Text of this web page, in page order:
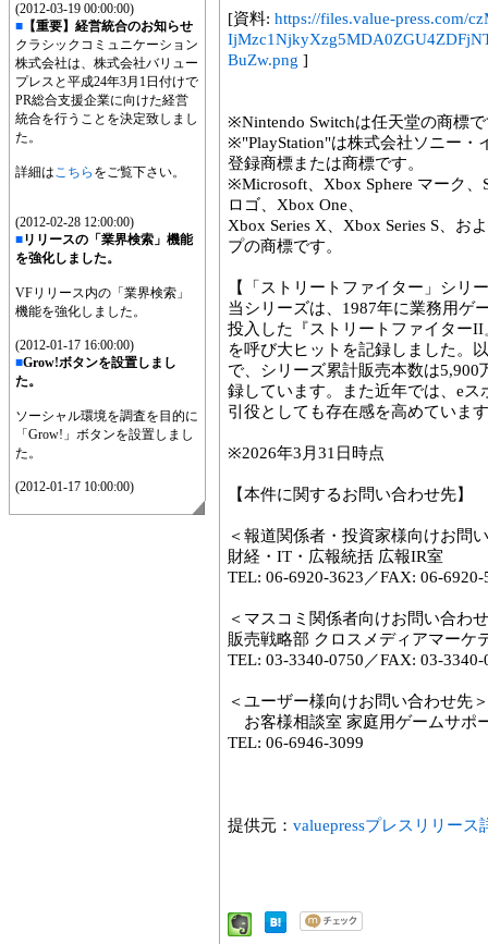
(2012-03-19 00:00:00)
■ 【重要】経営統合のお知らせ
クラシックコミュニケーション
株式会社は、株式会社バリュー
プレスと平成24年3月1日付けで
PR総合支援企業に向けた経営
統合を行うことを決定致しまし
た。
詳細はこちら をご覧下さい。
(2012-02-28 12:00:00)
■リリースの「業界検索」機能
を強化しました。
VFリリース内の「業界検索」
機能を強化しました。
(2012-01-17 16:00:00)
■Grow!ボタンを設置しまし
た。
ソーシャル環境を調査を目的に
「Grow!」ボタンを設置しまし
た。
(2012-01-17 10:00:00)
[資料: https://files.value-press.com/
BuZw.png ]
※Nintendo Switchは任天堂の商標
※"PlayStation"は株式会社ソニー・
登録商標または商標です。
※Microsoft、Xbox Sphere マーク、
ロゴ、Xbox One、
Xbox Series X、Xbox Series S、お
プの商標です。
【「ストリートファイター」シリ
当シリーズは、1987年に業務用ゲ
投入した『ストリートファイター
を呼び大ヒットを記録しました。
で、シリーズ累計販売本数は
録しています。また近年では、e
引役としても存在感を高めていま
※2026年3月31日時点
【本件に関するお問い合わせ先】
＜報道関係者・投資家様向けお問
財経・IT・広報統括 広報IR室
TEL: 06-6920-3623／FAX: 06-6920-
＜マスコミ関係者向けお問い合わ
販売戦略部 クロスメディアマーケ
TEL: 03-3340-0750／FAX: 03-3340-
＜ユーザー様向けお問い合わせ先＞
お客様相談室 家庭用ゲームサポ
TEL: 06-6946-3099
提供元： valuepressプレスリリース